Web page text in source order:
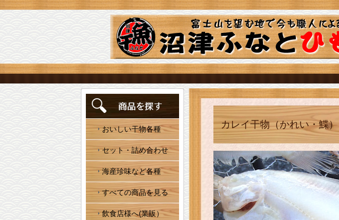
カレイ干物（かれい・鰈）
おいしい干物各種
セット・詰め合わせ
海産珍味など各種
すべての商品を見る
飲食店様へ(業販）